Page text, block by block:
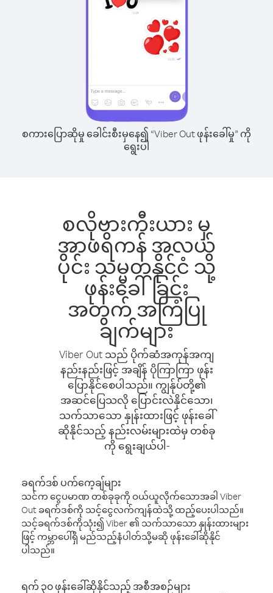
စကားပြောဆိုမှု ခေါင်းစီးမှနေ၍ “Viber Out ဖုန်းခေါ်မှု” ကို
ရွေးပါ
စလိုဗားကီးယား မှ
အာဖရိကန် အလယ်
ပိုင်း သမ္မတနိုင်ငံ သို့
ဖုန်းခေါ်ခြင်း
အတွက် အကြံပြု
ချက်များ
Viber Out သည် ပိုက်ဆံအကုန်အကျ
နည်းနည်းဖြင့် အချိန် ပိုကြာကြာ ဖုန်း
ပြောနိုင်စေပါသည်။ ကျွန်ုပ်တို့၏
အဆင်ပြေသလို ပြောင်းလဲနိုင်သော၊
သက်သာသော နှုန်းထားဖြင့် ဖုန်းခေါ်
ဆိုနိုင်သည့် နည်းလမ်းများထဲမှ တစ်ခု
ကို ရွေးချယ်ပါ-
ခရက်ဒစ် ပက်ကေ့ချ်များ
သင်က ငွေပမာဏ တစ်ခုခုကို ဝယ်ယူလိုက်သောအခါ Viber
Out ခရက်ဒစ်ကို သင့်ငွေလက်ကျန်ထဲသို့ ထည့်ပေးပါသည်။
သင့်ခရက်ဒစ်ကိုသုံး၍ Viber ၏ သက်သာသော နှုန်းထားများ
ဖြင့် ကမ္ဘာပေါ်ရှိ မည်သည့်နံပါတ်သို့မဆို ဖုန်းခေါ်ဆိုနိုင်
ပါသည်။
ရက် ၃၀ ဖုန်းခေါ်ဆိုနိုင်သည့် အစီအစဉ်များ